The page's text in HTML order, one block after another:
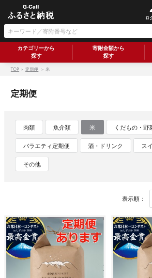
ロ
カテゴリーから
探す
寄附金額から
探す
TOP ＞定期便 ＞ 米
定期便
肉類 魚介類 米 くだもの・野
バラエティ定期便 酒・ドリンク ス
その他
表示順：